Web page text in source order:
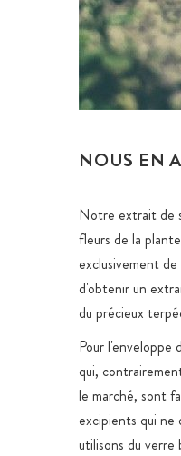
NOUS EN
Notre extrait de
fleurs de la
exclusivement
d'obtenir un
du précieux
Pour l'enveloppe
qui,
le marché, sont
excipients qui ne
utilisons du